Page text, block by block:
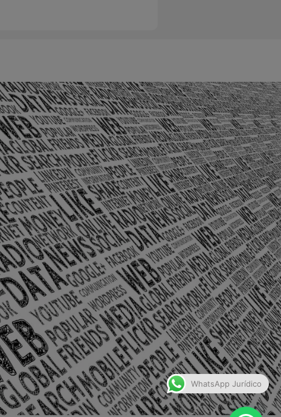
Colônia Santo Antônio – Barra Mansa
WhatsApp Jurídico